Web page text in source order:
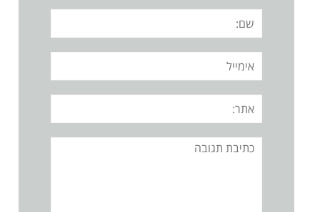
שם:
אימייל
אתר:
תגובה